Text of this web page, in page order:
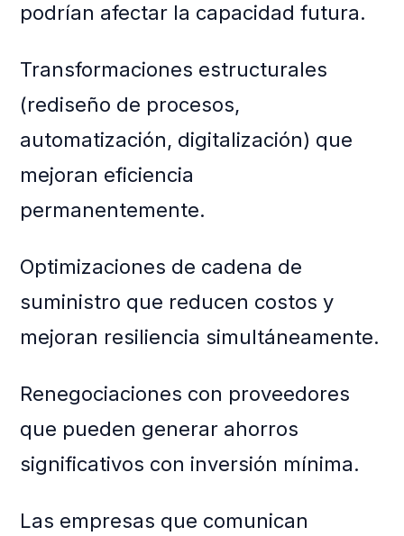
podrían afectar la capacidad futura.
Transformaciones estructurales
(rediseño de procesos,
automatización, digitalización) que
mejoran eficiencia
permanentemente.
Optimizaciones de cadena de
suministro que reducen costos y
mejoran resiliencia simultáneamente.
Renegociaciones con proveedores
que pueden generar ahorros
significativos con inversión mínima.
Las empresas que comunican